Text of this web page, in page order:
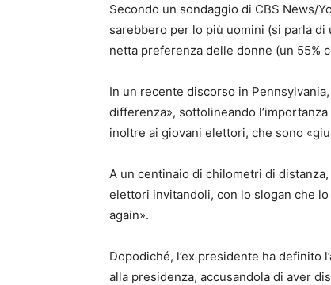
Secondo un sondaggio di CBS News/
sarebbero per lo più uomini (si parla
netta preferenza delle donne (un 55%
In un recente discorso in
differenza», sottolineando
inoltre ai giovani elettori, che sono
A un centinaio di chilometri di
elettori invitandoli, con lo slogan che
again».
Dopodiché, l’ex presidente ha definito
alla presidenza, accusandola di aver